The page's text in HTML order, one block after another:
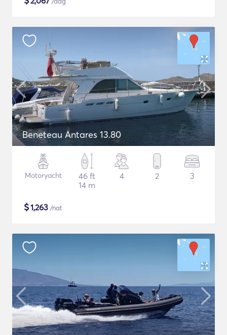
Beneteau Antares 13.80
Motoryacht
46 ft
14 m
4 2 3
$1,263 /nat